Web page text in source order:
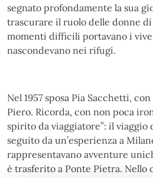
segnato profondamente la sua
trascurare il ruolo delle donne
momenti difficili portavano i
nascondevano nei rifugi.
Nel 1957 sposa Pia Sacchetti,
Piero. Ricorda, con non poca
spirito da viaggiatore”: il viaggio
seguito da un’esperienza a
rappresentavano avventure
è trasferito a Ponte Pietra. Nello